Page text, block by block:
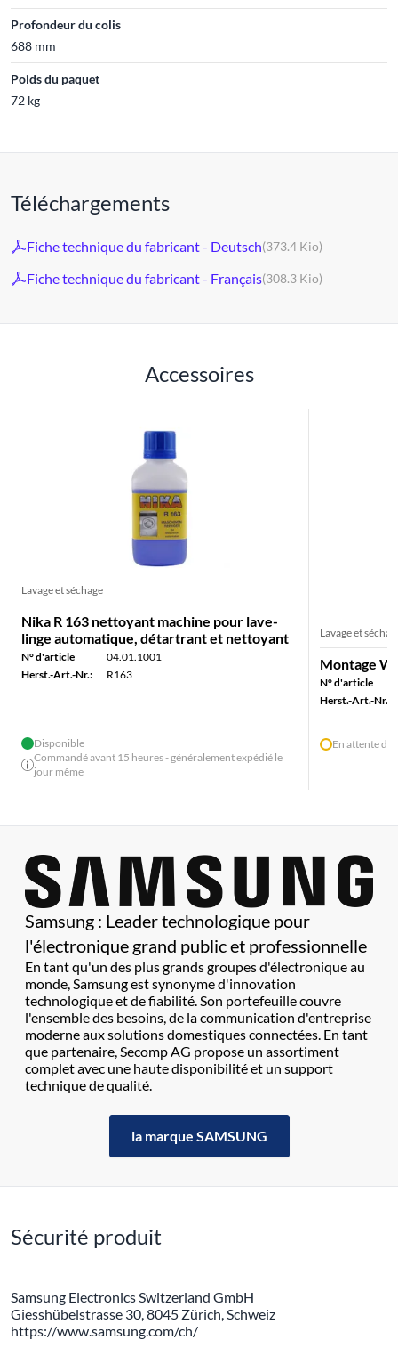
Profondeur du colis
688 mm
Poids du paquet
72 kg
Téléchargements
Fiche technique du fabricant - Deutsch(373.4 Kio)
Fiche technique du fabricant - Français(308.3 Kio)
Accessoires
Lavage et séchage
Nika R 163 nettoyant machine pour lave-
linge automatique, détartrant et nettoyant
N° d'article
04.01.1001
Herst.-Art.-Nr.:
R163
Disponible
Commandé avant 15 heures - généralement expédié le
jour même
Lavage et
Montage
N° d'article
Herst.-Art.-Nr.:
En attente
Samsung : Leader technologique pour
l'électronique grand public et professionnelle
En tant qu'un des plus grands groupes d'électronique au
monde, Samsung est synonyme d'innovation
technologique et de fiabilité. Son portefeuille couvre
l'ensemble des besoins, de la communication d'entreprise
moderne aux solutions domestiques connectées. En tant
que partenaire, Secomp AG propose un assortiment
complet avec une haute disponibilité et un support
technique de qualité.
la marque SAMSUNG
Sécurité produit
Samsung Electronics Switzerland GmbH
Giesshübelstrasse 30, 8045 Zürich, Schweiz
https://www.samsung.com/ch/